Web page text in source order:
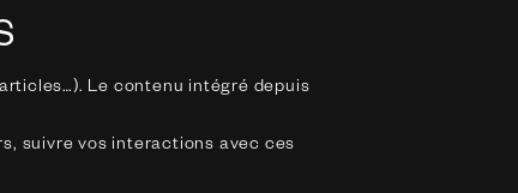
Le contenu intégré depuis
suivre vos interactions avec ces